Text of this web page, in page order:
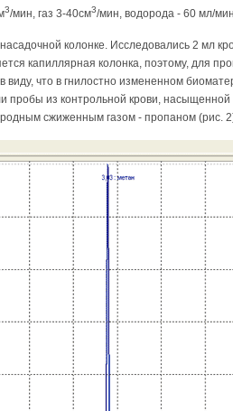
3/мин, газ 3-40см3/мин, водорода - 60 мл/
колонке. Исследовались 2 мл
капиллярная колонка, поэтому, для
виду, что в гнилостно измененном
пробы из контрольной крови,
сжиженным газом - пропаном (рис.